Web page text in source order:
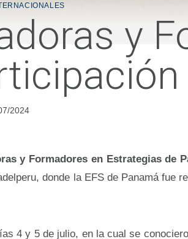
y
2024
y Formadores en Estrategias de
donde la EFS de Panamá fue
4 y 5 de julio, en la cual se